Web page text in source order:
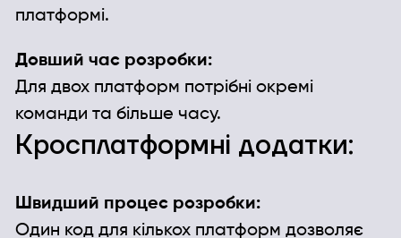
платформі.
Довший час розробки:
Для двох платформ потрібні окремі
команди та більше часу.
Кросплатформні додатки:
Швидший процес розробки:
Один код для кількох платформ дозволяє